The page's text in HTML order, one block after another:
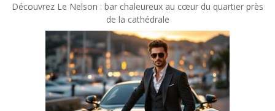
Découvrez Le Nelson : bar chaleureux au cœur du quartier près
de la cathédrale